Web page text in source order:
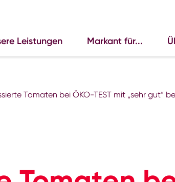
Leistungen Markant für...
Tomaten bei ÖKO-TEST mit „sehr gut“